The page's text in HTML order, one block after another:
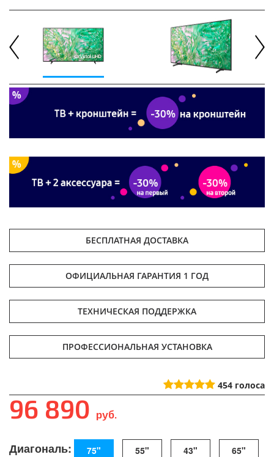
БЕСПЛАТНАЯ ДОСТАВКА
ОФИЦИАЛЬНАЯ ГАРАНТИЯ 1 ГОД
ТЕХНИЧЕСКАЯ ПОДДЕРЖКА
ПРОФЕССИОНАЛЬНАЯ УСТАНОВКА
454 голоса
96 890 руб.
Диагональ: 75" 55" 43" 65"